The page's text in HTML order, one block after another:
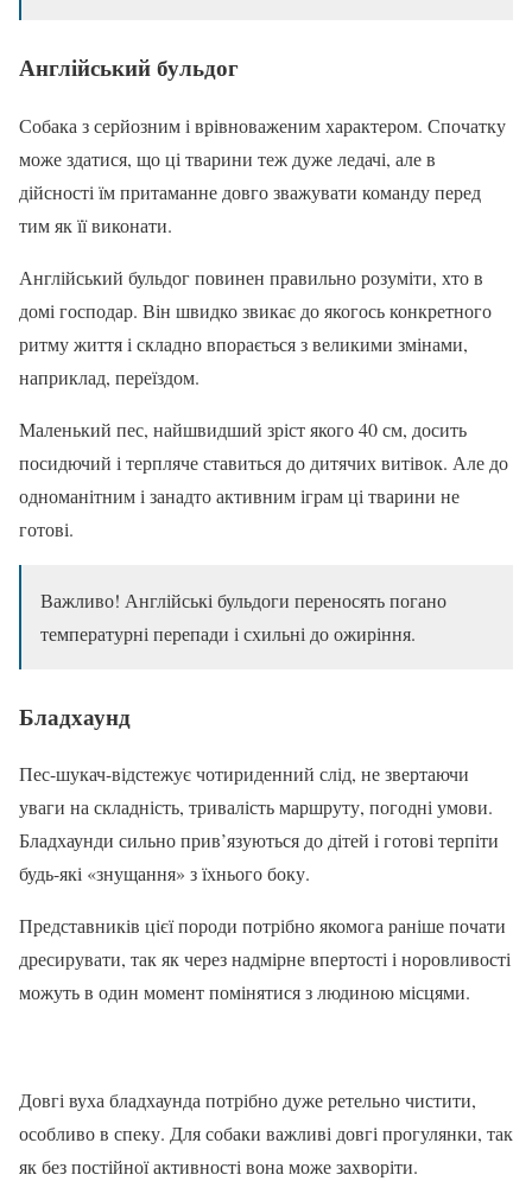
Англійський бульдог
Собака з серйозним і врівноваженим характером. Спочатку
може здатися, що ці тварини теж дуже ледачі, але в
дійсності їм притаманне довго зважувати команду перед
тим як її виконати.
Англійський бульдог повинен правильно розуміти, хто в
домі господар. Він швидко звикає до якогось конкретного
ритму життя і складно впорається з великими змінами,
наприклад, переїздом.
Маленький пес, найшвидший зріст якого 40 см, досить
посидючий і терпляче ставиться до дитячих витівок. Але до
одноманітним і занадто активним іграм ці тварини не
готові.
Важливо! Англійські бульдоги переносять погано
температурні перепади і схильні до ожиріння.
Бладхаунд
Пес-шукач-відстежує чотириденний слід, не звертаючи
уваги на складність, тривалість маршруту, погодні умови.
Бладхаунди сильно прив’язуються до дітей і готові терпіти
будь-які «знущання» з їхнього боку.
Представників цієї породи потрібно якомога раніше почати
дресирувати, так як через надмірне впертості і норовливості
можуть в один момент помінятися з людиною місцями.
Довгі вуха бладхаунда потрібно дуже ретельно чистити,
особливо в спеку. Для собаки важливі довгі прогулянки, так
як без постійної активності вона може захворіти.